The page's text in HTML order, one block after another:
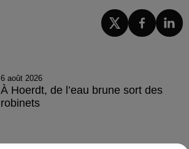
6 août 2026
À Hoerdt, de l’eau brune sort des
robinets